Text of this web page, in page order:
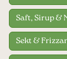
Saft, Sirup &
Sekt &